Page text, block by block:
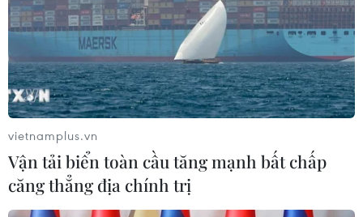
vietnamplus.vn
Vận tải biển toàn cầu tăng mạnh bất chấp
căng thẳng địa chính trị